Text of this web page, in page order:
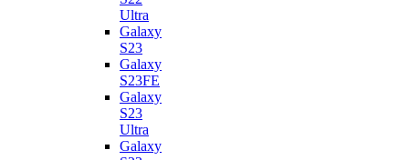
Ultra
Galaxy
S23
Galaxy
S23FE
Galaxy
S23
Ultra
Galaxy